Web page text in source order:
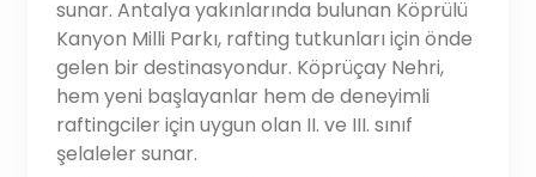
sunar. Antalya yakınlarında bulunan Köprülü
Kanyon Milli Parkı, rafting tutkunları için önde
gelen bir destinasyondur. Köprüçay Nehri,
hem yeni başlayanlar hem de deneyimli
raftingciler için uygun olan II. ve III. sınıf
şelaleler sunar.